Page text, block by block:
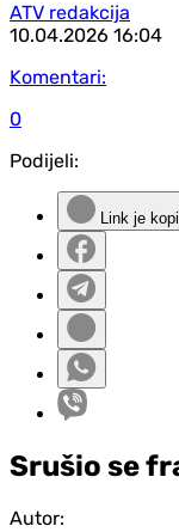
ATV redakcija
10.04.2026 16:04
Komentari:
0
Podijeli:
Link je
Srušio se
Autor: